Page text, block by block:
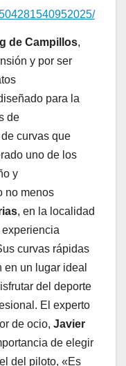
de Campillos,
y por ser
para la
de
curvas que
uno de los
y
no menos
, en la localidad
curvas rápidas
un lugar ideal
del deporte
El experto
de ocio, Javier
de elegir
del piloto, «Es